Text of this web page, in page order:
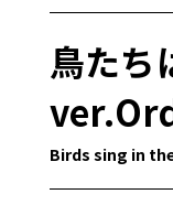
鳥たち
Birds sing in